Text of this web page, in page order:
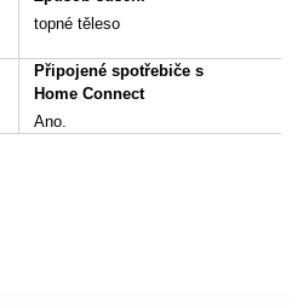
topné těleso
Připojené spotřebiče s
Home Connect
Ano.